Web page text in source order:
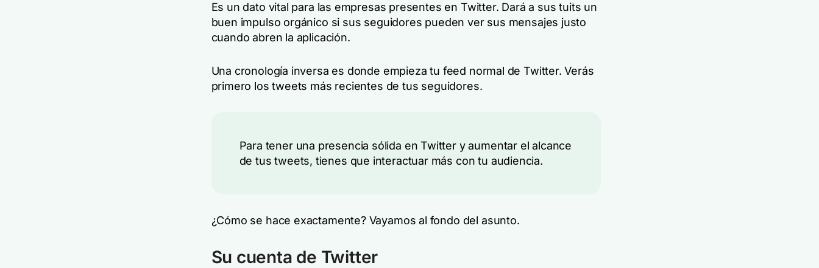
Es un dato vital para las empresas presentes en Twitter. Dará a sus tuits un
buen impulso orgánico si sus seguidores pueden ver sus mensajes justo
cuando abren la aplicación.
Una cronología inversa es donde empieza tu feed normal de Twitter. Verás
primero los tweets más recientes de tus seguidores.
Para tener una presencia sólida en Twitter y aumentar el alcance
de tus tweets, tienes que interactuar más con tu audiencia.
¿Cómo se hace exactamente? Vayamos al fondo del asunto.
Su cuenta de Twitter